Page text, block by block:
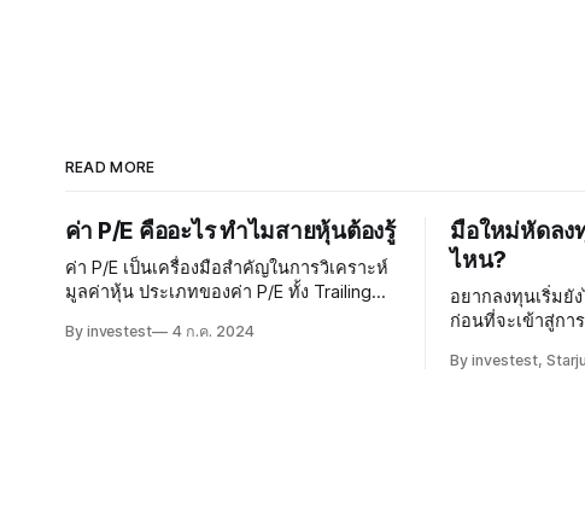
READ MORE
ค่า P/E คืออะไร ทำไมสายหุ้นต้องรู้
ค่า P/E เป็นเครื่องมือสำคัญในการวิเคราะห์
มูลค่าหุ้น ประเภทของค่า P/E ทั้ง Trailing
พิจารณา เมื่อนำมาประยุกต์ใช้ในตลาดหุ้น
By investest 4 ก.ค. 2024
มือใหม่หัดลง
ไหน?
อยากลงทุนเริ่มยั
ก่อนที่จะเข้าสู่การลงทุน? ที่
By investest,